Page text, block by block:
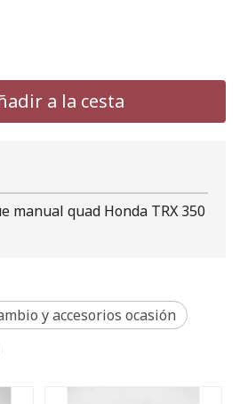
a la cesta
manual quad Honda TRX 350
y accesorios ocasión